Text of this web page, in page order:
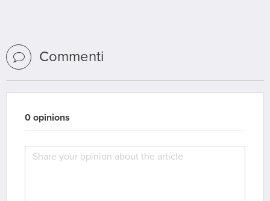
Commenti
0 opinions